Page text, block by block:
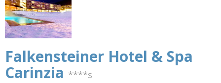
Falkensteiner Hotel & Spa
Carinzia ****s